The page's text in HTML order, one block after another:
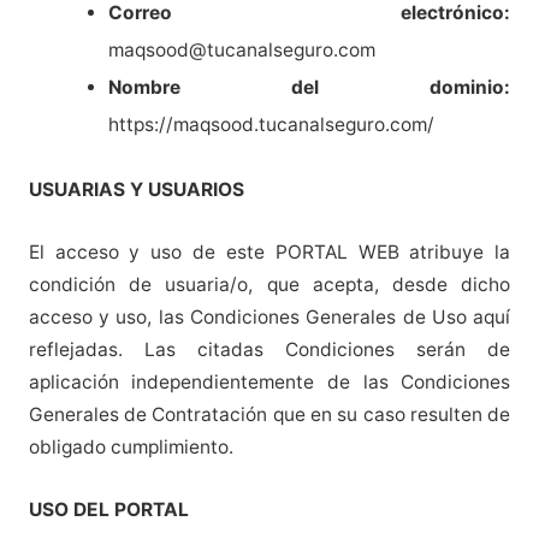
Correo electrónico:
maqsood@tucanalseguro.com
Nombre del dominio:
https://maqsood.tucanalseguro.com/
USUARIAS Y USUARIOS
El acceso y uso de este PORTAL WEB atribuye la
condición de usuaria/o, que acepta, desde dicho
acceso y uso, las Condiciones Generales de Uso aquí
reflejadas. Las citadas Condiciones serán de
aplicación independientemente de las Condiciones
Generales de Contratación que en su caso resulten de
obligado cumplimiento.
USO DEL PORTAL